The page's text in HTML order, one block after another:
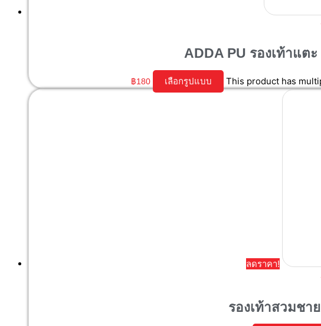
ADDA PU รองเท้าแต
฿180 เลือกรูปแบบ This product has
ลดราคา!
รองเท้าสวมชา